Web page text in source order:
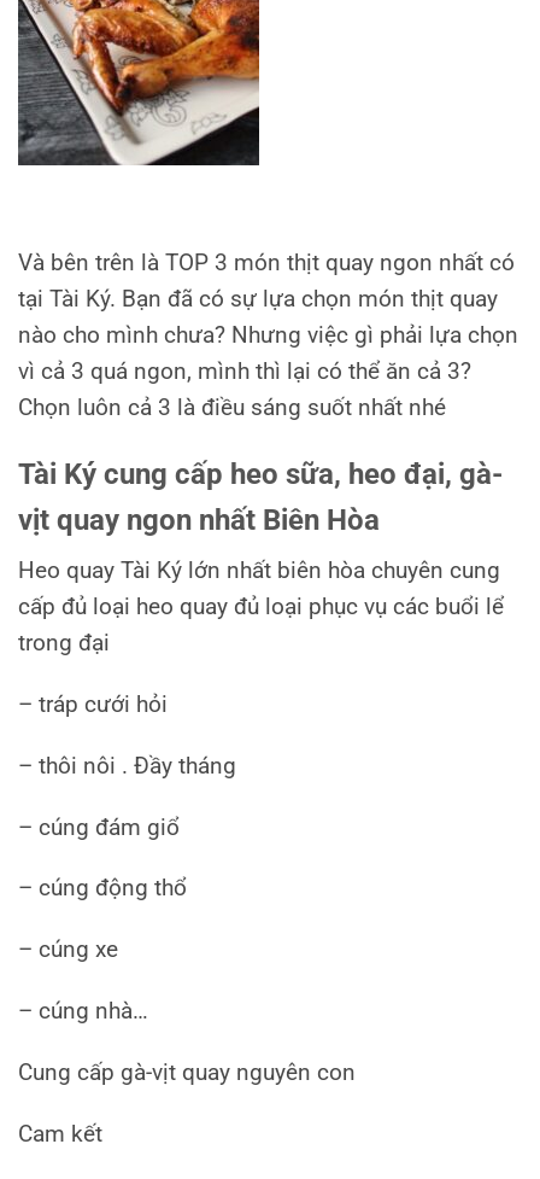
Và bên trên là TOP 3 món thịt quay ngon nhất có
tại Tài Ký. Bạn đã có sự lựa chọn món thịt quay
nào cho mình chưa? Nhưng việc gì phải lựa chọn
vì cả 3 quá ngon, mình thì lại có thể ăn cả 3?
Chọn luôn cả 3 là điều sáng suốt nhất nhé
Tài Ký cung cấp heo sữa, heo đại, gà-
vịt quay ngon nhất Biên Hòa
Heo quay Tài Ký lớn nhất biên hòa chuyên cung
cấp đủ loại heo quay đủ loại phục vụ các buổi lể
trong đại
– tráp cưới hỏi
– thôi nôi . Đầy tháng
– cúng đám giổ
– cúng động thổ
– cúng xe
– cúng nhà…
Cung cấp gà-vịt quay nguyên con
Cam kết